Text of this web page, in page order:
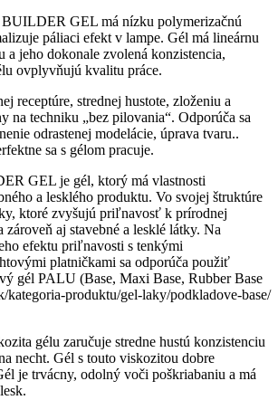
GEL má nízku polymerizačnú
páliaci efekt v lampe. Gél má lineárnu
a jeho dokonale zvolená konzistencia,
ovplyvňujú kvalitu práce.
receptúre, strednej hustote, zloženiu a
na techniku „bez pilovania“. Odporúča sa
odrastenej modelácie, úprava tvaru..
sa s gélom pracuje.
GEL je gél, ktorý má vlastnosti
a lesklého produktu. Vo svojej štruktúre
ktoré zvyšujú priľnavosť k prírodnej
zároveň aj stavebné a lesklé látky. Na
efektu priľnavosti s tenkými
platničkami sa odporúča použiť
gél PALU (Base, Maxi Base, Rubber Base
kategoria-produktu/gel-laky/podkladove-base/
gélu zaručuje stredne hustú konzistenciu
necht. Gél s touto viskozitou dobre
je trvácny, odolný voči poškriabaniu a má